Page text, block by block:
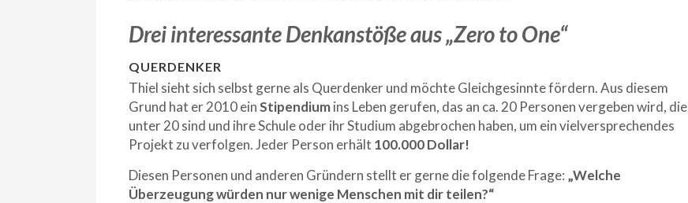
Drei interessante Denkanstöße aus „Zero to One“
QUERDENKER
Thiel sieht sich selbst gerne als Querdenker und möchte Gleichgesinnte fördern. Aus diesem
Grund hat er 2010 einStipendiumins Leben gerufen, das an ca. 20 Personen vergeben wird, die
unter 20 sind und ihre Schule oder ihr Studium abgebrochen haben, um ein vielversprechendes
Projekt zu verfolgen. Jeder Person erhält 100.000 Dollar!
Diesen Personen und anderen Gründern stellt er gerne die folgende Frage: „Welche
Überzeugung würden nur wenige Menschen mit dir teilen?“